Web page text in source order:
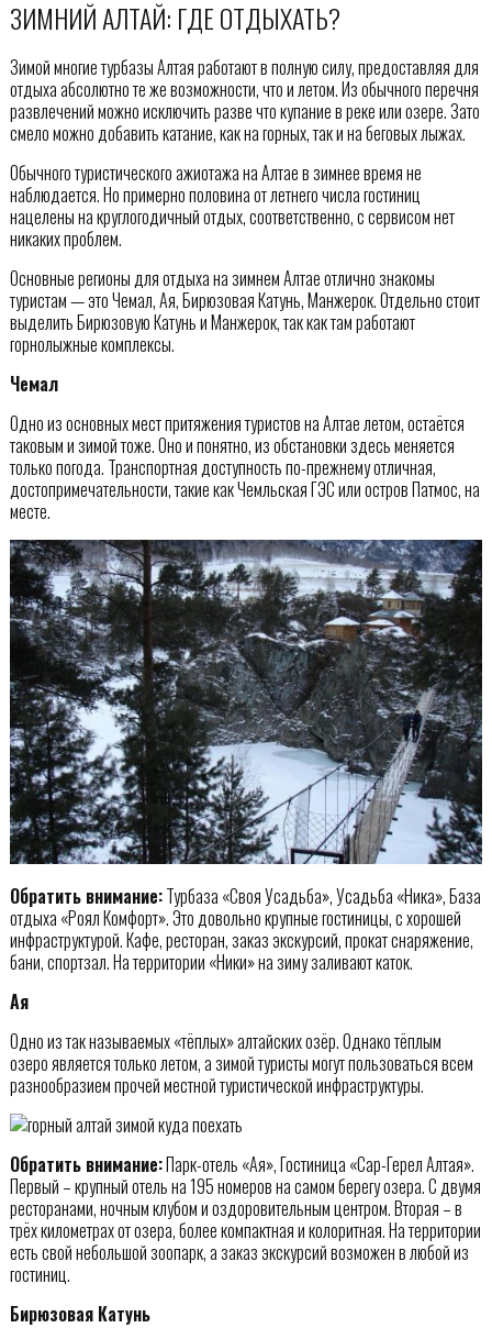
ЗИМНИЙ АЛТАЙ: ГДЕ ОТДЫХАТЬ?
Зимой многие турбазы Алтая работают в полную силу, предоставляя для
отдыха абсолютно те же возможности, что и летом. Из обычного перечня
развлечений можно исключить разве что купание в реке или озере. Зато
смело можно добавить катание, как на горных, так и на беговых лыжах.
Обычного туристического ажиотажа на Алтае в зимнее время не
наблюдается. Но примерно половина от летнего числа гостиниц
нацелены на круглогодичный отдых, соответственно, с сервисом нет
никаких проблем.
Основные регионы для отдыха на зимнем Алтае отлично знакомы
туристам — это Чемал, Ая, Бирюзовая Катунь, Манжерок. Отдельно стоит
выделить Бирюзовую Катунь и Манжерок, так как там работают
горнолыжные комплексы.
Чемал
Одно из основных мест притяжения туристов на Алтае летом, остаётся
таковым и зимой тоже. Оно и понятно, из обстановки здесь меняется
только погода. Транспортная доступность по-прежнему отличная,
достопримечательности, такие как Чемльская ГЭС или остров Патмос, на
месте.
Обратить внимание:Турбаза «Своя Усадьба», Усадьба «Ника», База
отдыха «Роял Комфорт». Это довольно крупные гостиницы, с хорошей
инфраструктурой. Кафе, ресторан, заказ экскурсий, прокат снаряжение,
бани, спортзал. На территории «Ники» на зиму заливают каток.
Ая
Одно из так называемых «тёплых» алтайских озёр. Однако тёплым
озеро является только летом, а зимой туристы могут пользоваться всем
разнообразием прочей местной туристической инфраструктуры.
Обратить внимание:Парк-отель «Ая», Гостиница «Сар-Герел Алтая».
Первый – крупный отель на 195 номеров на самом берегу озера. С двумя
ресторанами, ночным клубом и оздоровительным центром. Вторая – в
трёх километрах от озера, более компактная и колоритная. На территории
есть свой небольшой зоопарк, а заказ экскурсий возможен в любой из
гостиниц.
Бирюзовая Катунь